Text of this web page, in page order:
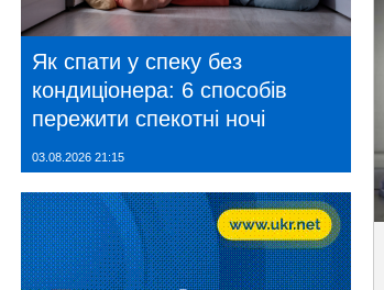
Як спати у спеку без
кондиціонера: 6 способів
пережити спекотні ночі
03.08.2026 21:15